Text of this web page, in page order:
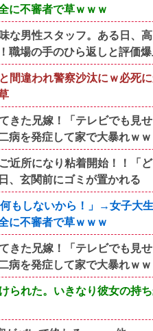
に不審者で草ｗｗｗ
な男性スタッフ。ある日、
職場の手のひら返しと評価
間違われ警察沙汰にｗ必死
きた兄嫁！「テレビでも見
を発症して家で大暴れｗｗ
近所になり粘着開始！！「
、玄関前にゴミが置かれる
もしないから！」→女子大
に不審者で草ｗｗｗ
きた兄嫁！「テレビでも見
を発症して家で大暴れｗｗ
られた。いきなり彼女の持